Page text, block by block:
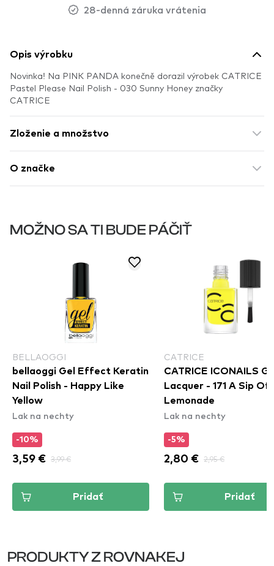
28-denná záruka vrátenia
Opis výrobku
Novinka! Na PINK PANDA konečně dorazil výrobek CATRICE
Pastel Please Nail Polish - 030 Sunny Honey značky
CATRICE
Zloženie a množstvo
O značke
MOŽNO SA TI BUDE PÁČIŤ
BELLAOGGI
bellaoggi Gel Effect Keratin
Nail Polish - Happy Like
Yellow
Lak na nechty
-10%
3,59 € 3,99 €
Pridať
CATRICE
CATRICE ICONAILS
Lacquer - 171 A Sip Of
Lemonade
Lak na nechty
-5%
2,80 € 2,95 €
Pridať
PRODUKTY Z ROVNAKEJ